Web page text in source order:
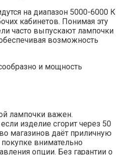
на диапазон 5000-6000 К
кабинетов. Понимая эту
часто выпускают лампочки
возможность
и мощность
лампочки важен.
изделие сгорит через 50
магазинов даёт приличную
внимательно
опции. Без гарантии о